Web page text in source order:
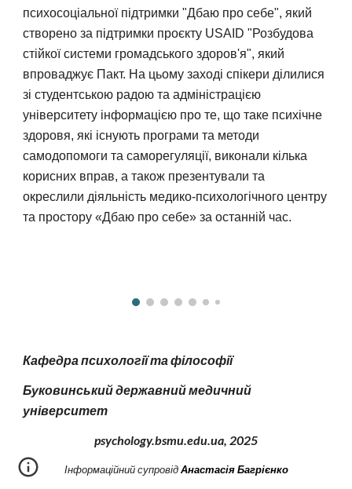
психосоціальної підтримки "Дбаю про себе", який
створено за підтримки проєкту USAID "Розбудова
стійкої системи громадського здоров'я", який
впроваджує Пакт. На цьому заході спікери ділилися
зі студентською радою та адміністрацією
університету інформацією про те, що таке психічне
здоровя, які існують програми та методи
самодопомоги та саморегуляції, виконали кілька
корисних вправ, а також презентували та
окреслили діяльність медико-психологічного центру
та простору «Дбаю про себе» за останній час.
Кафедра психології та філософії
Буковинський державний медичний
університет
psychology.bsmu.edu.ua, 2025
Інформаційний супровід Анастасія Багрієнко